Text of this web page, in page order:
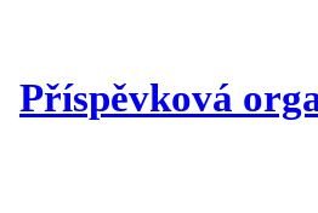
Příspěvková